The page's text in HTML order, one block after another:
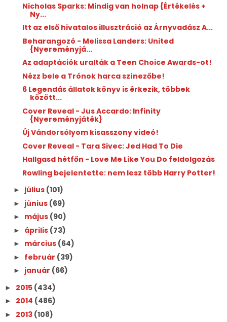
Nicholas Sparks: Mindig van holnap {Értékelés +
Ny...
Itt az első hivatalos illusztráció az Árnyvadász A...
Beharangozó - Melissa Landers: United
{Nyereményjá...
Az adaptációk uralták a Teen Choice Awards-ot!
Nézz bele a Trónok harca színezőbe!
6 Legendás állatok könyv is érkezik, többek
között...
Cover Reveal - Jus Accardo: Infinity
{Nyereményjáték}
Új Vándorsólyom kisasszony videó!
Cover Reveal - Tara Sivec: Jed Had To Die
Hallgasd hétfőn - Love Me Like You Do feldolgozás
Rowling bejelentette: nem lesz több Harry Potter!
► július (101)
► június (69)
► május (90)
► április (73)
► március (64)
► február (39)
► január (66)
► 2015 (434)
► 2014 (486)
► 2013 (108)